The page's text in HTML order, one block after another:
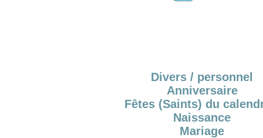
Divers / personnel
Anniversaire
Fêtes (Saints) du
Naissance
Mariage